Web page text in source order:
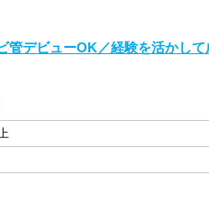
管デビューOK／経験を活かし